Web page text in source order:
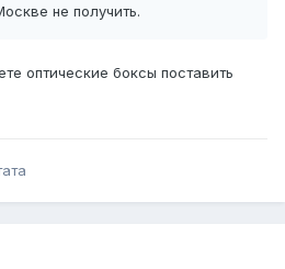
не получить.
оптические боксы поставить